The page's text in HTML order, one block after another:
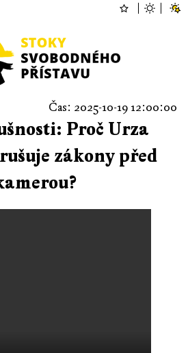
Čas: 2025-10-19 12:00:00
Proč Urza
zákony před